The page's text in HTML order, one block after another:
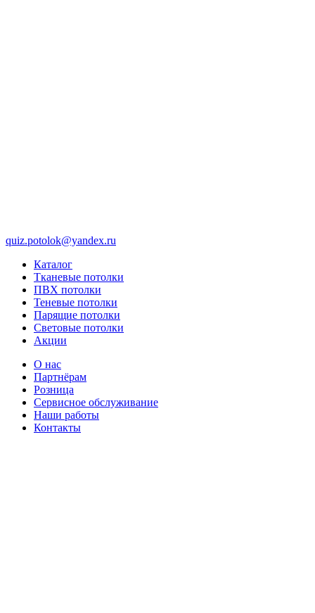
quiz.potolok@yandex.ru
Каталог
Тканевые потолки
ПВХ потолки
Теневые потолки
Парящие потолки
Световые потолки
Акции
О нас
Партнёрам
Розница
Сервисное обслуживание
Наши работы
Контакты